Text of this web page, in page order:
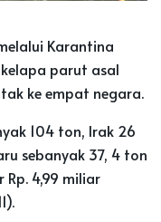
Karantina
parut asal
ke empat negara.
104 ton, Irak 26
sebanyak 37, 4 ton
4,99 miliar